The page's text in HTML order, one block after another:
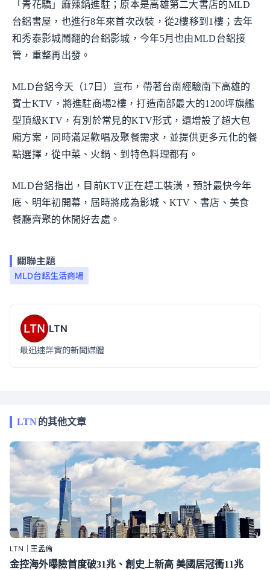
「青花驕」麻辣鍋進駐；原本是高雄第二大書店的MLD
台鋁書屋，也進行8年來首次改裝，從2樓移到1樓；去年
和秀泰影城鬧翻的台鋁影城，今年5月也由MLD台鋁接
管，重整再出發。
MLD台鋁今天（17日）宣布，帶著台南經驗南下高雄的
賓士KTV，將進駐商場2樓，打造南部最大的1200坪旗艦
型頂級KTV，有別於常見的KTV形式，還增設了超大包
廂方案，同時滿足歡唱及聚餐需求，並提供更多元化的餐
點選擇，從中菜、火鍋、到特色料理都有。
MLD台鋁指出，目前KTV正在趕工裝潢，預計最快今年
底、明年初開幕，屆時將成為影城、KTV、書店、美食
餐廳齊聚的休閒好去處。
關聯主題
MLD台鋁生活商場
LTN
最迅速詳實的新聞媒體
LTN的其他文章
LTN｜王孟倫
金控海外曝險首度破31兆、創史上新高 美國居冠衝11兆